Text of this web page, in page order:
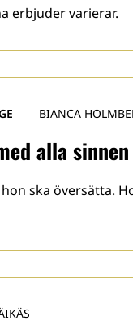
erbjuder varierar.
alla sinnen
BIANCA
ska översätta.